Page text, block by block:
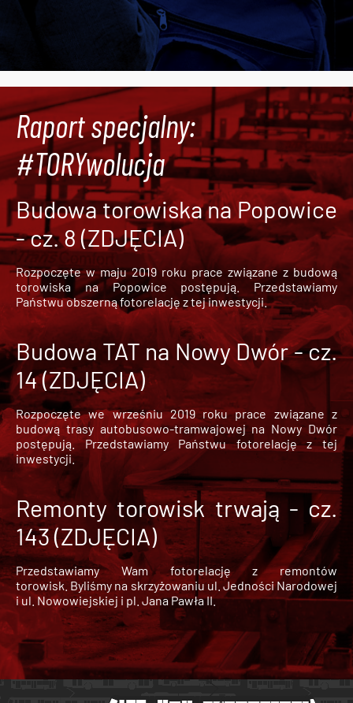
Raport specjalny:
#TORYwolucja
Budowa torowiska na Popowice
- cz. 8 (ZDJĘCIA)
Rozpoczęte w maju 2019 roku prace związane z budową
torowiska na Popowice
postępują. Przedstawiamy
Państwu obszerną fotorelację z tej inwestycji.
Budowa TAT na Nowy Dwór - cz.
14 (ZDJĘCIA)
Rozpoczęte we wrześniu 2019 roku prace związane z
budową trasy autobusowo-tramwajowej na Nowy Dwór
postępują. Przedstawiamy Państwu fotorelację z tej
inwestycji.
Remonty torowisk trwają - cz.
143 (ZDJĘCIA)
Przedstawiamy Wam fotorelację z remontów
torowisk. Byliśmy na skrzyżowaniu ul. Jedności Narodowej
i ul. Nowowiejskiej i pl. Jana Pawła II.